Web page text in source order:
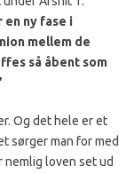
en ny fase i
mellem de
så åbent som
Og det hele er et
sørger man for med
nemlig loven set ud